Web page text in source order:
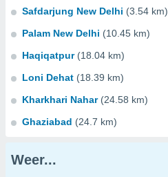
Safdarjung New Delhi (3.54 km)
Palam New Delhi (10.45 km)
Haqiqatpur (18.04 km)
Loni Dehat (18.39 km)
Kharkhari Nahar (24.58 km)
Ghaziabad (24.7 km)
Weer...